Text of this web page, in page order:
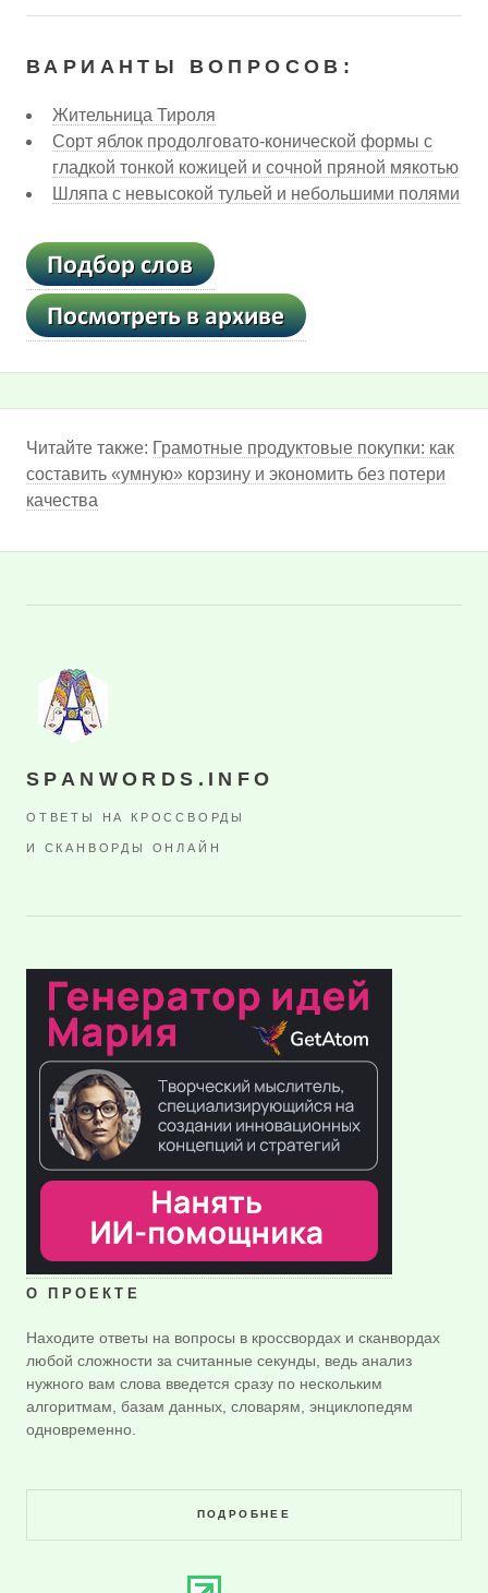
ВАРИАНТЫ ВОПРОСОВ:
Жительница Тироля
Сорт яблок продолговато-конической формы с
гладкой тонкой кожицей и сочной пряной мякотью
Шляпа с невысокой тульей и небольшими полями
Читайте также: Грамотные продуктовые покупки: как
составить «умную» корзину и экономить без потери
качества
SPANWORDS.INFO
ОТВЕТЫ НА КРОССВОРДЫ
И СКАНВОРДЫ ОНЛАЙН
О ПРОЕКТЕ
Находите ответы на вопросы в кроссвордах и сканвордах
любой сложности за считанные секунды, ведь анализ
нужного вам слова введется сразу по нескольким
алгоритмам, базам данных, словарям, энциклопедям
одновременно.
ПОДРОБНЕЕ